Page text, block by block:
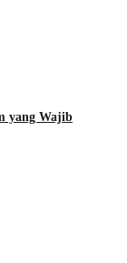
yang Wajib